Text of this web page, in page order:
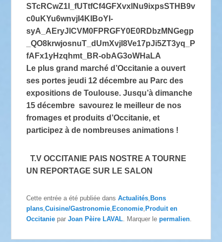
Le plus grand marché d’Occitanie a ouvert
ses portes jeudi 12 décembre au Parc des
expositions de Toulouse. Jusqu’à dimanche
15 décembre savourez le meilleur de nos
fromages et produits d’Occitanie, et
participez à de nombreuses animations !
T.V OCCITANIE PAIS NOSTRE A TOURNE
UN REPORTAGE SUR LE SALON
Cette entrée a été publiée dansActualités Bons
plans ,Cuisine/Gastronomie Economie Produit en
Occitanie parJoan Pèire LAVAL . Marquer lepermalien